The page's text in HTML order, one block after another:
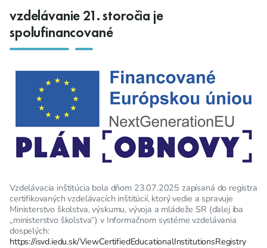
vzdelávanie 21. storočia je
spolufinancované
Vzdelávacia inštitúcia bola dňom 23.07.2025 zapísaná do registra
certifikovaných vzdelávacích inštitúcií, ktorý vedie a spravuje
Ministerstvo školstva, výskumu, vývoja a mládeže SR (ďalej iba
„ministerstvo školstva“) v Informačnom systéme vzdelávania
dospelých:
https://isvd.iedu.sk/ViewCertifiedEducationalInstitutionsRegistry